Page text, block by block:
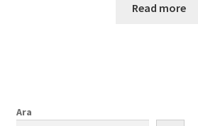
Read more
Ara